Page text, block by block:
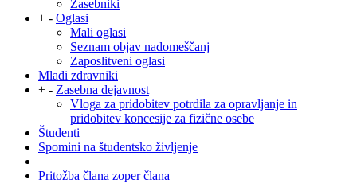
Zasebniki
+ - Oglasi
Mali oglasi
Seznam objav nadomeščanj
Zaposlitveni oglasi
Mladi zdravniki
+ - Zasebna dejavnost
Vloga za pridobitev potrdila za opravljanje in
pridobitev koncesije za fizične osebe
Študenti
Spomini na študentsko življenje
Pritožba člana zoper člana